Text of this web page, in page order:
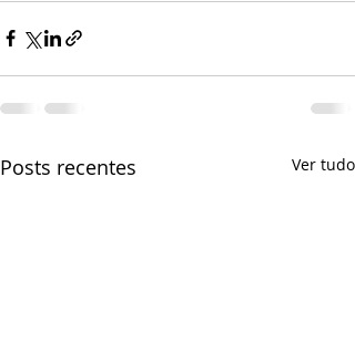
Posts recentes Ver tudo